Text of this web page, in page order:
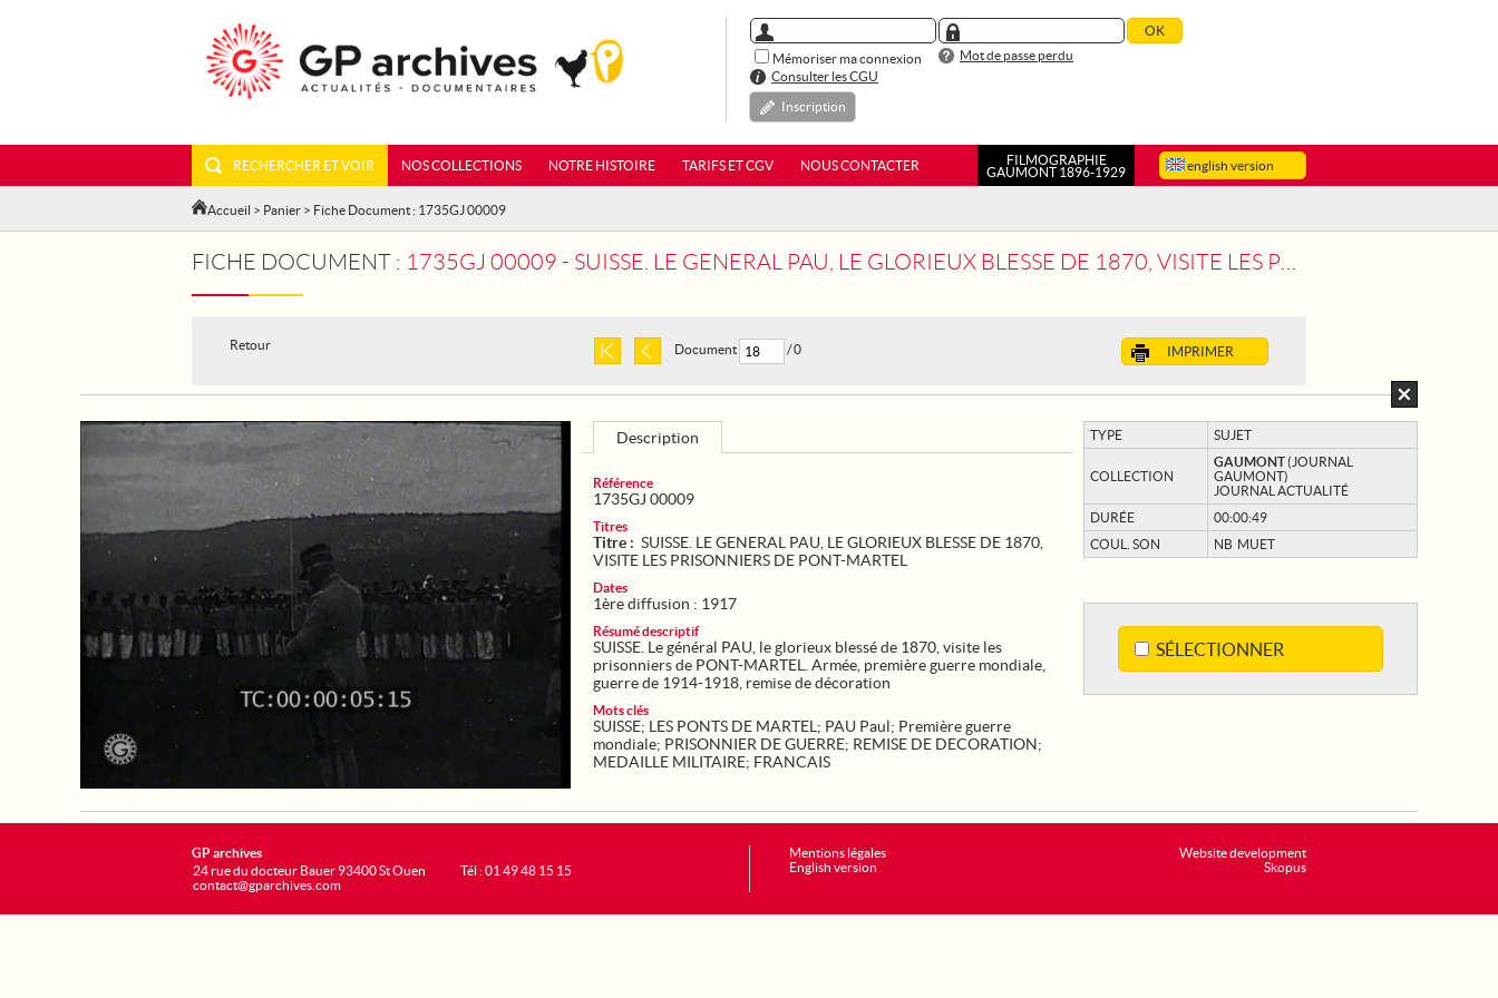
Mémoriser ma connexion
Mot de passe perdu
Consulter les CGU
Inscription
english version
RECHERCHER ET VOIR NOS COLLECTIONS NOTRE HISTOIRE TARIFS ET CGV NOUS CONTACTER
FILMOGRAPHIE
GAUMONT 1896-1929
Accueil > Panier > Fiche Document : 1735GJ 00009
FICHE DOCUMENT : 1735GJ 00009 - SUISSE. LE GENERAL PAU, LE GLORIEUX BLESSE DE 1870, VISITE LES PRISONNIERS DE PONT-MARTEL
Retour IMPRIMER
Document / 0
TYPE SUJET
COLLECTION
GAUMONT(JOURNAL
GAUMONT)
JOURNAL ACTUALITÉ
DURÉE
00:00:49
COUL. SON
NB MUET
SÉLECTIONNER
Description
Référence
1735GJ 00009
Titres
Titre : SUISSE. LE GENERAL PAU, LE GLORIEUX BLESSE DE 1870,
VISITE LES PRISONNIERS DE PONT-MARTEL
Dates
1ère diffusion : 1917
Résumé descriptif
SUISSE. Le général PAU, le glorieux blessé de 1870, visite les
prisonniers de PONT-MARTEL. Armée, première guerre mondiale,
guerre de 1914-1918, remise de décoration
Mots clés
SUISSE; LES PONTS DE MARTEL ; PAU Paul; Première guerre
mondiale; PRISONNIER DE GUERRE; REMISE DE DECORATION;
MEDAILLE MILITAIRE; FRANCAIS
Website development
Skopus
GP archives
24 rue du docteur Bauer 93400 St Ouen
contact@gparchives.com
Tél : 01 49 48 15 15
Mentions légales
English version